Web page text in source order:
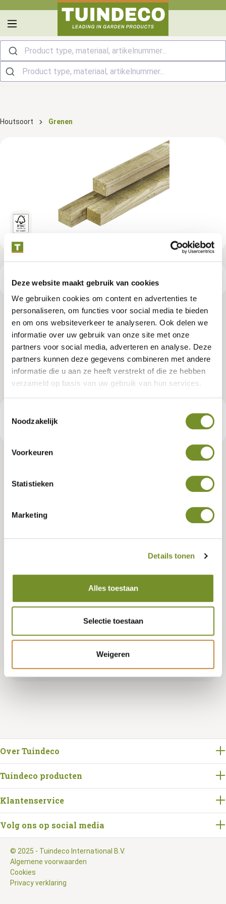
Deze website maakt gebruik van cookies
We gebruiken cookies om content en advertenties te
personaliseren, om functies voor social media te bieden
en om ons websiteverkeer te analyseren. Ook delen we
informatie over uw gebruik van onze site met onze
partners voor social media, adverteren en analyse. Deze
partners kunnen deze gegevens combineren met andere
informatie die u aan ze heeft verstrekt of die ze hebben
verzameld op basis van uw gebruik van hun services.
Noodzakelijk
Voorkeuren
Statistieken
Marketing
Details tonen
Alles toestaan
Selectie toestaan
Weigeren
Product type, materiaal, artikelnummer...
Houtsoort Grenen
Productspecificaties
Grenen regel 2,8 x 3,6 x 180 cm,
vers, groen geïmpregneerd,
geschaafd, scherpkantig
Artikelnummer: P018988
€ 3,10 Consumentenadviesprijs
Geen voorraad, misschien zijn er andere varianten beschikbaar?
Bestellen
Over Tuindeco
Tuindeco producten
Klantenservice
Volg ons op social media
© 2025 - Tuindeco International B.V.
Algemene voorwaarden
Cookies
Privacy verklaring